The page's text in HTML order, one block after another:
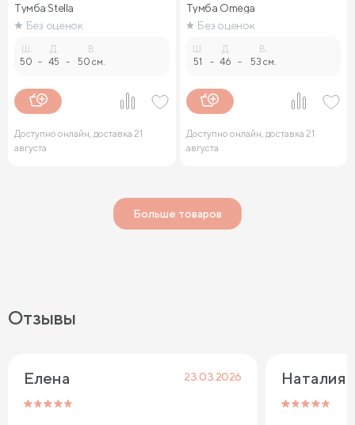
Тумба Stella
Без оценок
Ш.
50 -
Д.
45 -
В.
50 см.
Доступно онлайн, доставка 21
августа
Тумба Omega
Без оценок
Ш.
51 -
Д.
46 -
В.
53 см.
Доступно онлайн, доставка 21
августа
Больше товаров
Отзывы
Елена 23.03.2026 Наталия